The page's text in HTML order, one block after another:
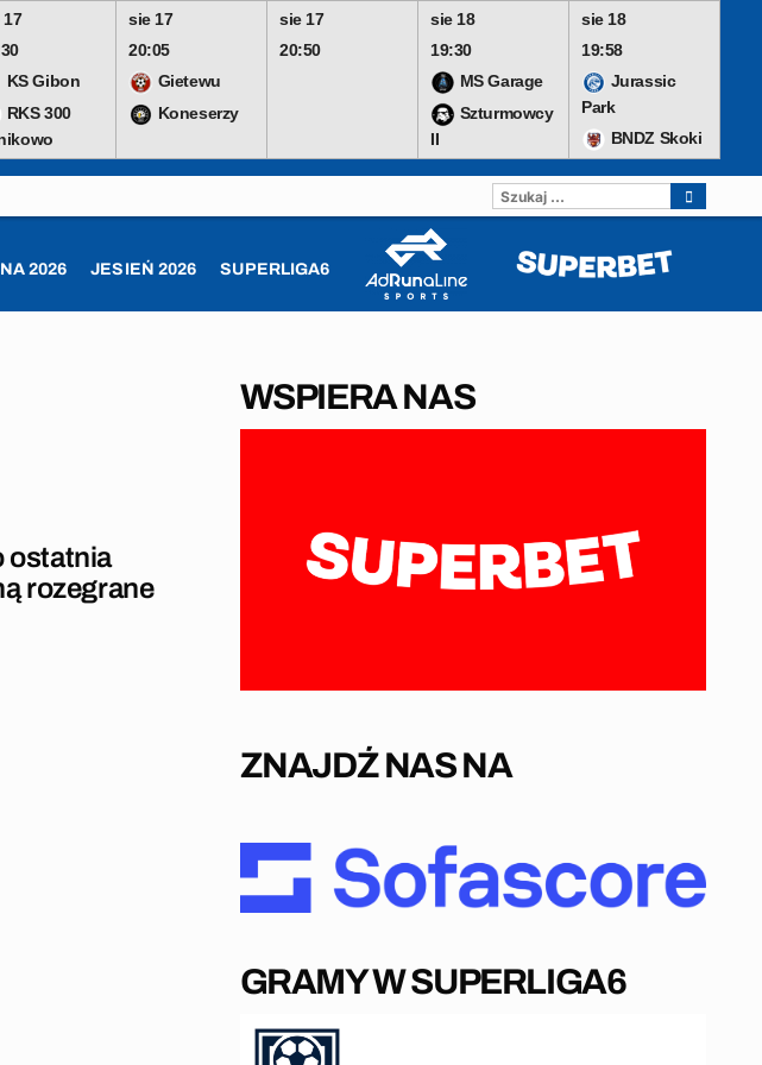
17
KS Gibon
RKS 300
sie 17
20:05
Gietewu
Koneserzy
sie 17
20:50
sie 18
19:30
MS Garage
Szturmowcy
II
sie 18
19:58
Jurassic
Park
BNDZ Skoki
2026 JESIEŃ 2026 SUPERLIGA6
SZUKAJ:
ostatnia
rozegrane
WSPIERA NAS
ZNAJDŹ NAS NA
GRAMY W SUPERLIGA6